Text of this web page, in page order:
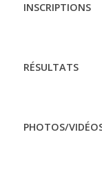
INSCRIPTIONS
RÉSULTATS
PHOTOS/